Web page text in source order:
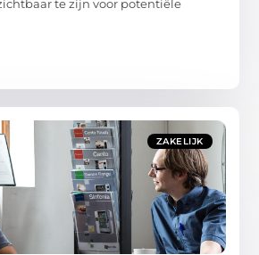
te zijn voor potentiële
ZAKELIJK